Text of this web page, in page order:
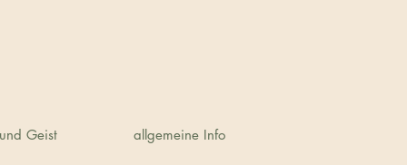
Geist allgemeine Info